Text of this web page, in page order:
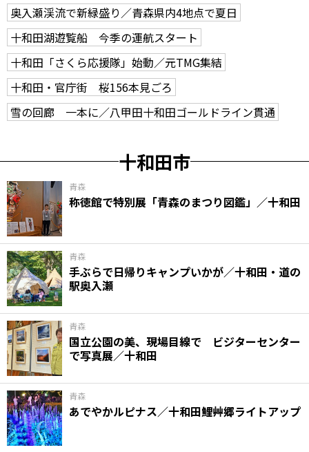
奥入瀬渓流で新緑盛り／青森県内4地点で夏日
十和田湖遊覧船 今季の運航スタート
十和田「さくら応援隊」始動／元TMG集結
十和田・官庁街 桜156本見ごろ
雪の回廊 一本に／八甲田十和田ゴールドライン貫通
十和田市
青森
称徳館で特別展「青森のまつり図鑑」／十和田
青森
手ぶらで日帰りキャンプいかが／十和田・道の
駅奥入瀬
青森
国立公園の美、現場目線で ビジターセンター
で写真展／十和田
青森
あでやかルピナス／十和田鯉艸郷ライトアップ